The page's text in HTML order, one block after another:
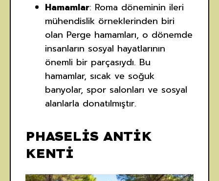
Hamamlar: Roma döneminin ileri
mühendislik örneklerinden biri
olan Perge hamamları, o dönemde
insanların sosyal hayatlarının
önemli bir parçasıydı. Bu
hamamlar, sıcak ve soğuk
banyolar, spor salonları ve sosyal
alanlarla donatılmıştır.
PHASELİS ANTİK
KENTİ